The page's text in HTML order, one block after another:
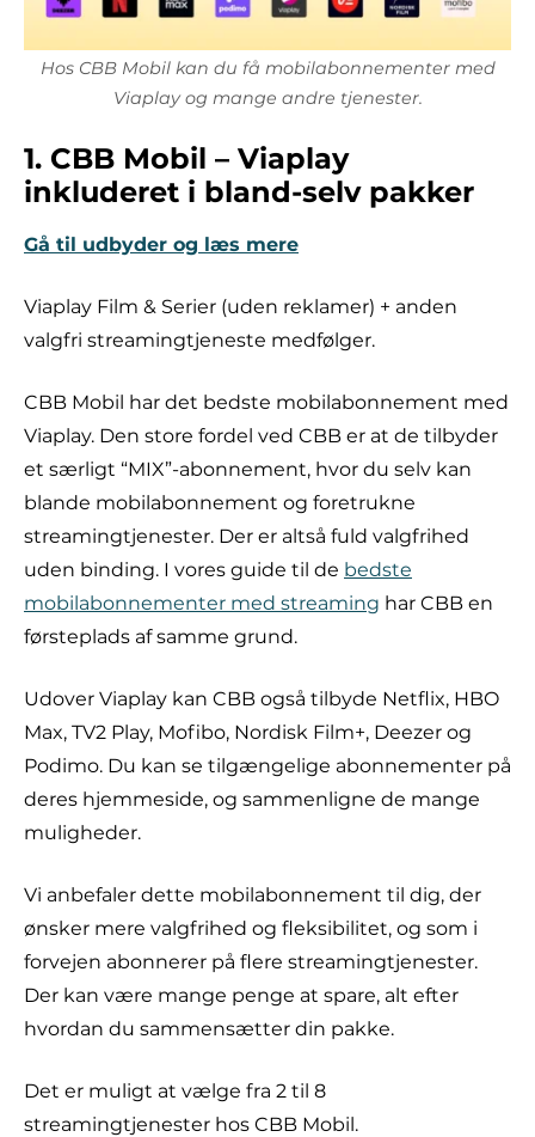
Hos CBB Mobil kan du få mobilabonnementer med
Viaplay og mange andre tjenester.
1. CBB Mobil – Viaplay
inkluderet i bland-selv pakker
Gå til udbyder og læs mere
Viaplay Film & Serier (uden reklamer) + anden
valgfri streamingtjeneste medfølger.
CBB Mobil har det bedste mobilabonnement med
Viaplay. Den store fordel ved CBB er at de tilbyder
et særligt “MIX”-abonnement, hvor du selv kan
blande mobilabonnement og foretrukne
streamingtjenester. Der er altså fuld valgfrihed
uden binding. I vores guide til de bedste
mobilabonnementer med streaming har CBB en
førsteplads af samme grund.
Udover Viaplay kan CBB også tilbyde Netflix, HBO
Max, TV2 Play, Mofibo, Nordisk Film+, Deezer og
Podimo. Du kan se tilgængelige abonnementer på
deres hjemmeside, og sammenligne de mange
muligheder.
Vi anbefaler dette mobilabonnement til dig, der
ønsker mere valgfrihed og fleksibilitet, og som i
forvejen abonnerer på flere streamingtjenester.
Der kan være mange penge at spare, alt efter
hvordan du sammensætter din pakke.
Det er muligt at vælge fra 2 til 8
streamingtjenester hos CBB Mobil.